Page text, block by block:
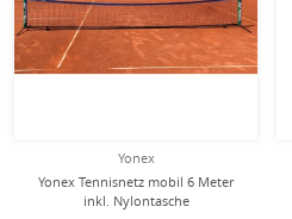
Yonex
Yonex Tennisnetz mobil 6 Meter
inkl. Nylontasche